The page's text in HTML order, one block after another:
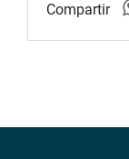
Compartir